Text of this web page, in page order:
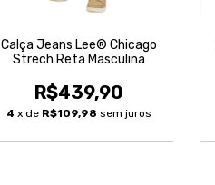
Calça Jeans Lee® Chicago
Strech Reta Masculina
R$439,90
4 x de R$109,98 sem juros